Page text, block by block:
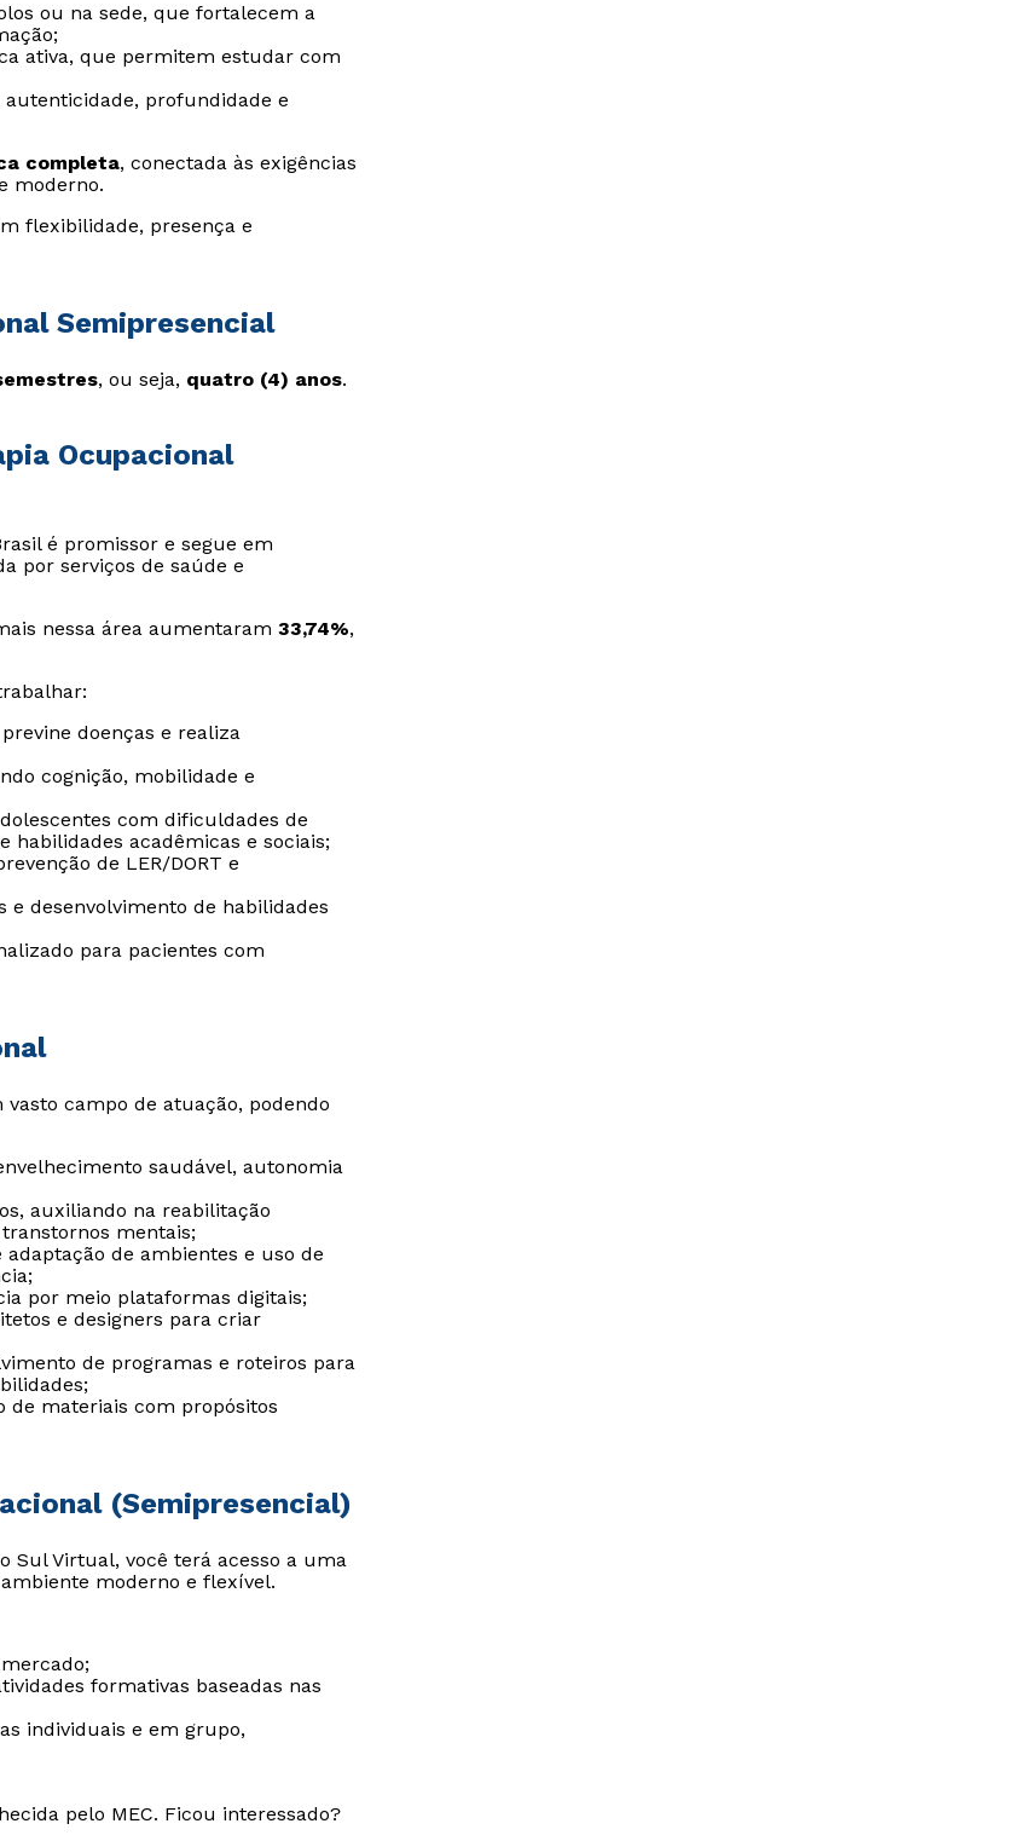
ou na sede, que fortalecem a
ativa, que permitem estudar com
autenticidade, profundidade e
completa, conectada às exigências
moderno.
flexibilidade, presença e
Semipresencial
, ou seja, quatro (4) anos.
Ocupacional
é promissor e segue em
por serviços de saúde e
nessa área aumentaram 33,74%,
doenças e realiza
cognição, mobilidade e
com dificuldades de
habilidades acadêmicas e sociais;
de LER/DORT e
desenvolvimento de habilidades
para pacientes com
campo de atuação, podendo
saudável, autonomia
auxiliando na reabilitação
mentais;
adaptação de ambientes e uso de
por meio plataformas digitais;
e designers para criar
de programas e roteiros para
de materiais com propósitos
(Semipresencial)
Sul Virtual, você terá acesso a uma
moderno e flexível.
formativas baseadas nas
individuais e em grupo,
pelo MEC. Ficou interessado?
Estou de acordo com aPolítica de Privacidade.
autorizo que meus dados sejam utilizados para o
envio de conteúdos da Cruzeiro do Sul.
Estou de acordo com aPolítica de Privacidade.
autorizo que meus dados sejam utilizados para o
envio de conteúdos da Cruzeiro do Sul.